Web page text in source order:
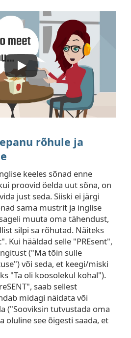
rõhule ja
keeles sõnad enne
proovid öelda uut sõna, on
just seda. Siiski ei järgi
sama mustrit ja inglise
muuta oma tähendust,
silpi sa rõhutad. Näiteks
Kui hääldad selle "PREsent",
("Ma tõin sulle
või seda, et keegi/miski
"Ta oli koosolekul kohal").
saab sellest
midagi näidata või
("Sooviksin tutvustada oma
oluline see õigesti saada, et